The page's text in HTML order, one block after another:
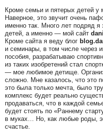
Кроме семьи и пятерых детей у
Наверное, это звучит очень
именно так. Много лет подряд я
детей, а именно — мой сайт
Кроме сайта я веду блог
и семинары, в том числе через
пособия, разрабатываю
из таких изобретений стал
— мое любимое детище.
сложно. Мне казалось, что это
это была только мечта, было
комплекс будет реально
продаваться, что в каждой
будет стоять по «Раннему
в муках… Но, как любые роды,
счастье.